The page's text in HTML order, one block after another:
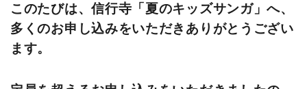
このたびは、信行寺「夏のキッズサンガ」へ、
多くのお申し込みをいただきありがとうござい
ます。